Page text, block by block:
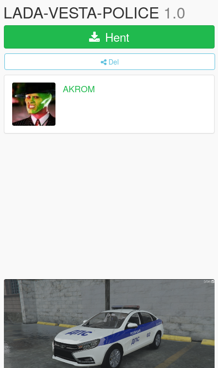
LADA-VESTA-POLICE 1.0
Hent
Del
AKROM